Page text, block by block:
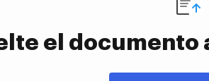
el documento